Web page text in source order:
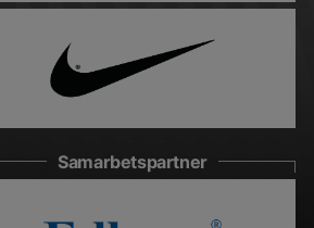
Samarbetspartner